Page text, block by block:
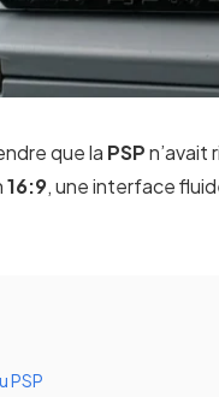
que la PSPn’avait
16:9, une interface
PSP